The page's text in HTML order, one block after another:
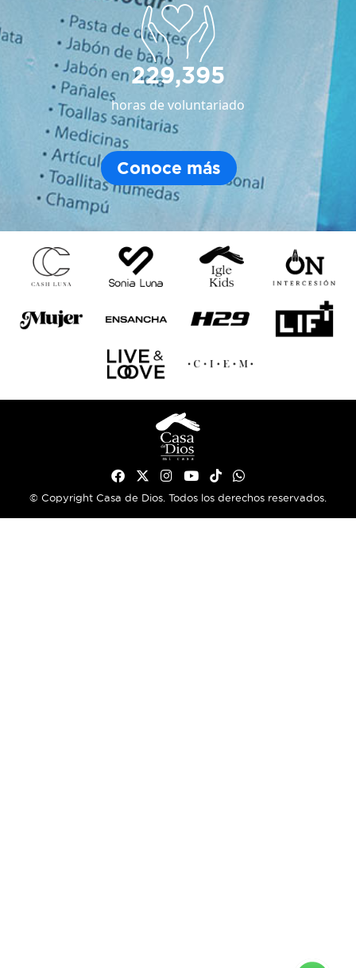
229,395
horas de voluntariado
Conoce más
© Copyright Casa de Dios. Todos los derechos reservados.